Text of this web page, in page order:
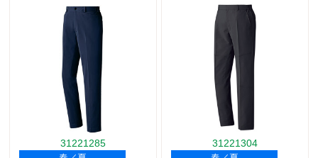
31221285 31221304